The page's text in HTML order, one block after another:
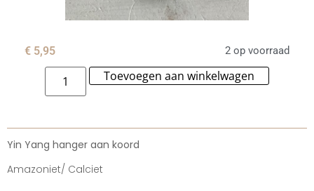
€ 5,95 2 op voorraad
Toevoegen aan winkelwagen
Yin Yang hanger aan koord
Amazoniet/ Calciet